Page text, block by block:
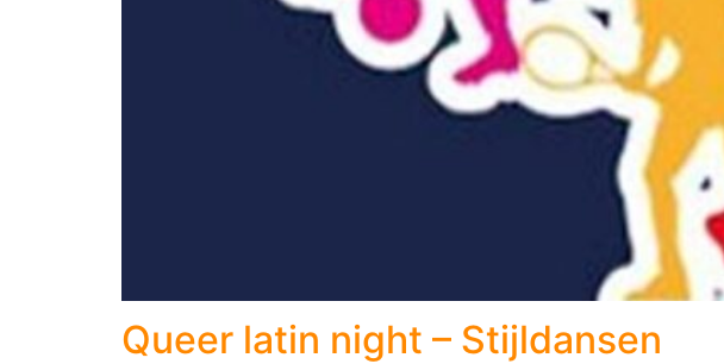
Queer latin night – Stijldansen